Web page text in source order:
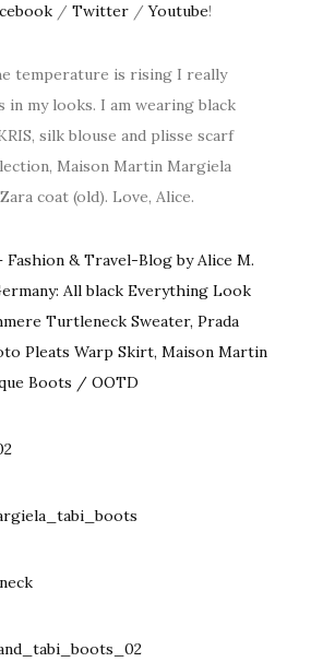
/ Twitter /Youtube!
temperature is rising I really
in my looks. I am wearing black
silk blouse and plisse scarf
Maison Martin Margiela
coat (old). Love, Alice.